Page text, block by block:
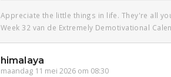
Appreciate the little things in life. They're all
Week 32 van de Extremely Demotivational
himalaya
maandag 11 mei 2026 om 08:30